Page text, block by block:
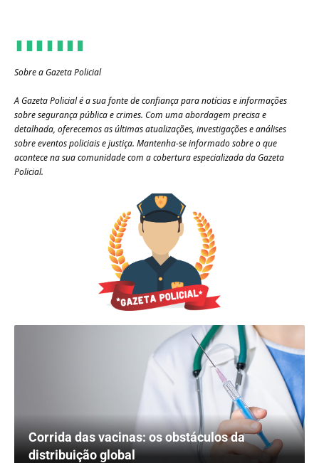
Sobre a Gazeta Policial
A Gazeta Policial é a sua fonte de confiança para notícias e informações
sobre segurança pública e crimes. Com uma abordagem precisa e
detalhada, oferecemos as últimas atualizações, investigações e análises
sobre eventos policiais e justiça. Mantenha-se informado sobre o que
acontece na sua comunidade com a cobertura especializada da Gazeta
Policial.
Corrida das vacinas: os obstáculos da
distribuição global